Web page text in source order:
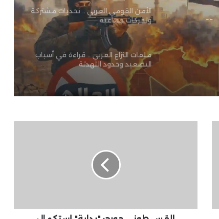
الأمن القومي العربي .. تحديات مشتركة
وتحركات جماعية
ملفات النزاع العربي .. قراءة في أسباب
التصعيد وحدود التهدئة
التوترات الإقليمية العربية .. أسباب
الأوضاع في الدول العربية .. أمن داخلي
للارتقاء